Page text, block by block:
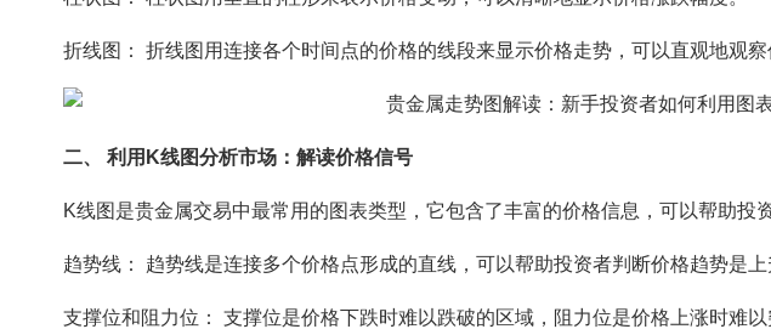
折线图： 折线图用连接各个时间点的价格的线段来显示价格走势，可以直观地观察
二、 利用K线图分析市场：解读价格信号
K线图是贵金属交易中最常用的图表类型，它包含了丰富的价格信息，可以帮助投
趋势线： 趋势线是连接多个价格点形成的直线，可以帮助投资者判断价格趋势是上
支撑位和阻力位： 支撑位是价格下跌时难以跌破的区域，阻力位是价格上涨时难以